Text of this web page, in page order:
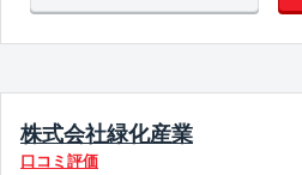
株式会社緑化産業
口コミ評価